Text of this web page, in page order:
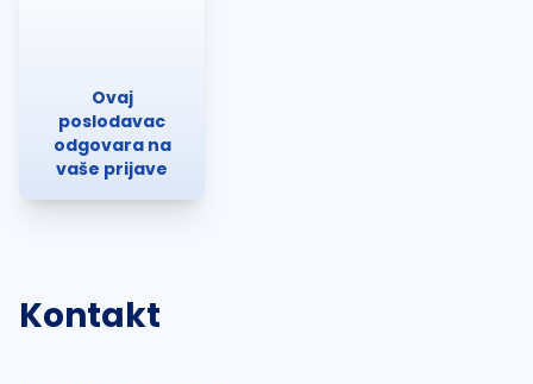
Ovaj
poslodavac
odgovara na
vaše prijave
Kontakt